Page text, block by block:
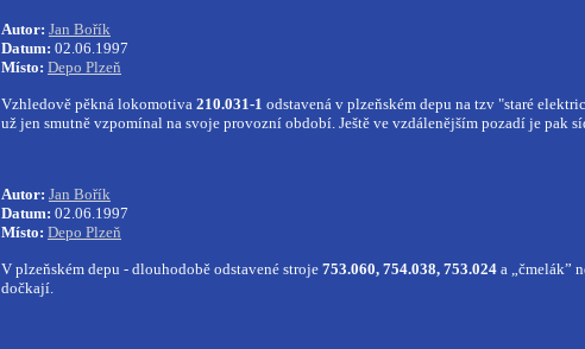
Autor: Jan Bořík
Datum: 02.06.1997
Místo: Depo Plzeň
Vzhledově pěkná lokomotiva 210.031-1 odstavená v plzeňském depu na tzv "staré
už jen smutně vzpomínal na svoje provozní období. Ještě ve vzdálenějším pozadí je pak
Autor: Jan Bořík
Datum: 02.06.1997
Místo: Depo Plzeň
V plzeňském depu - dlouhodobě odstavené stroje 753.060, 754.038, 753.024 a „čmelák”
dočkají.